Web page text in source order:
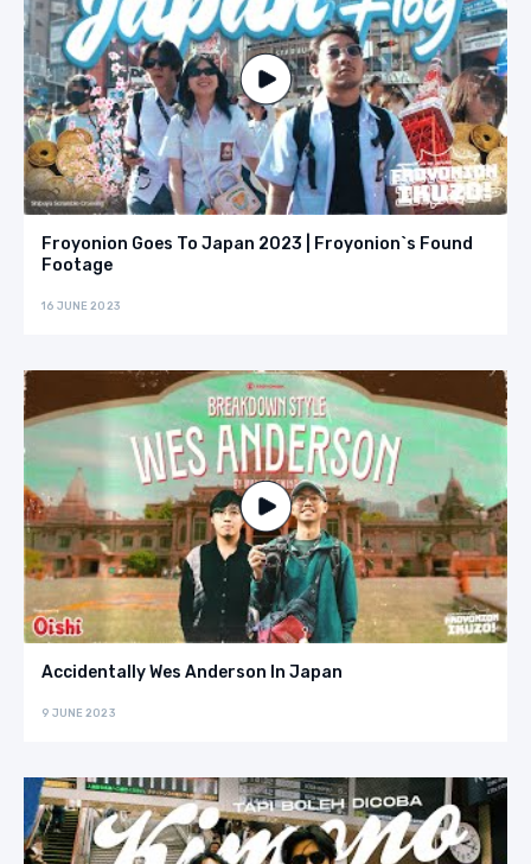
Froyonion Goes To Japan 2023 | Froyonion`s Found
Footage
16 JUNE 2023
Accidentally Wes Anderson In Japan
9 JUNE 2023